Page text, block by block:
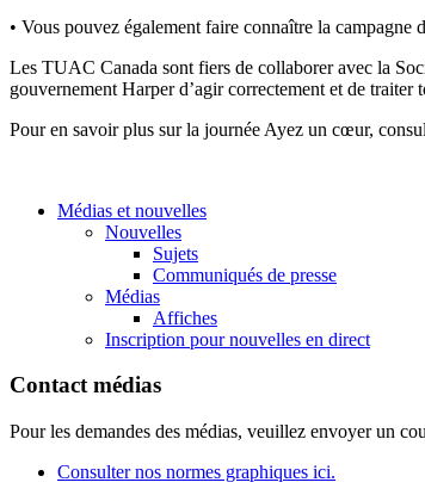
• Vous pouvez également faire connaître la
Les TUAC Canada sont fiers de collaborer avec la
gouvernement Harper d’agir correctement et de traiter
Pour en savoir plus sur la journée Ayez un cœur,
Médias et nouvelles
Nouvelles
Sujets
Communiqués de presse
Médias
Affiches
Inscription pour nouvelles en direct
Contact médias
Pour les demandes des médias, veuillez envoyer un
Consulter nos normes graphiques ici.